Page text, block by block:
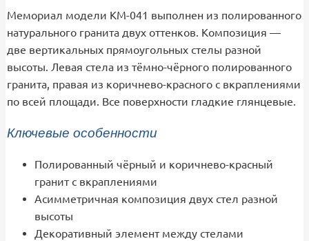
Мемориал модели КМ-041 выполнен из полированного
натурального гранита двух оттенков. Композиция —
две вертикальных прямоугольных стелы разной
высоты. Левая стела из тёмно-чёрного полированного
гранита, правая из коричнево-красного с вкраплениями
по всей площади. Все поверхности гладкие глянцевые.
Ключевые особенности
Полированный чёрный и коричнево-красный
гранит с вкраплениями
Асимметричная композиция двух стел разной
высоты
Декоративный элемент между стелами